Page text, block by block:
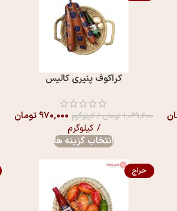
کراکوف پنیری کالیس
۱,۰۳۱,۶۰۰تومان/ کیلوگرم ۹۷۰,۰۰۰ تومان
/ کیلوگرم
انتخاب گزینه ها
حراج